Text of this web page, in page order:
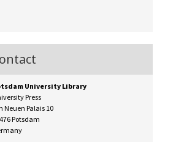
University Library
Press
Neuen Palais 10
Potsdam